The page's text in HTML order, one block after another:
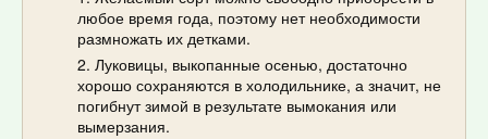
любое время года, поэтому нет необходимости
размножать их детками.
Луковицы, выкопанные осенью, достаточно
хорошо сохраняются в холодильнике, а значит, не
погибнут зимой в результате вымокания или
вымерзания.